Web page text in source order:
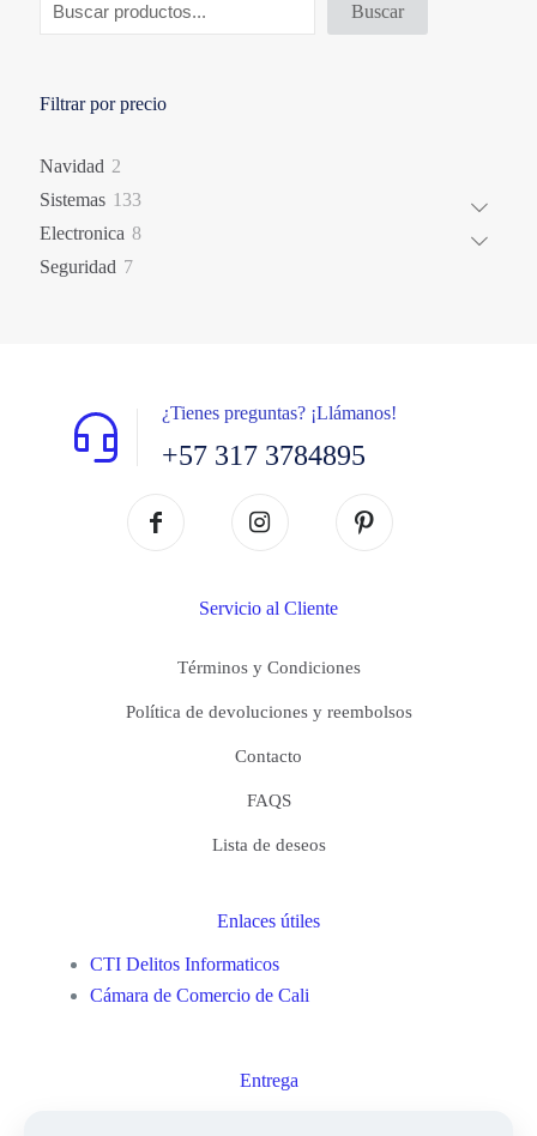
Buscar
Filtrar por precio
Navidad 2
Sistemas 133133
Electronica 88
Seguridad 77
¿Tienes preguntas? ¡Llámanos!
+57 317 3784895
Servicio al Cliente
Términos y Condiciones
Política de devoluciones y reembolsos
Contacto
FAQS
Lista de deseos
Enlaces útiles
CTI Delitos Informaticos
Cámara de Comercio de Cali
Entrega